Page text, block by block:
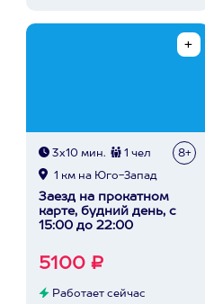
3х10 мин. 1 чел 8+
1 км на Юго-Запад
Заезд на прокатном
карте, будний день, с
15:00 до 22:00
5100 ₽
Работает сейчас